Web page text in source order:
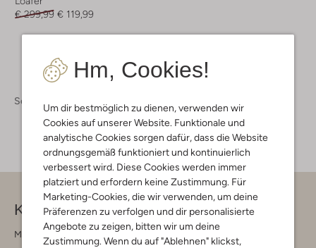
Hm, Cookies!
Um dir bestmöglich zu dienen, verwenden wir
Cookies auf unserer Website. Funktionale und
analytische Cookies sorgen dafür, dass die Website
ordnungsgemäß funktioniert und kontinuierlich
verbessert wird. Diese Cookies werden immer
platziert und erfordern keine Zustimmung. Für
Marketing-Cookies, die wir verwenden, um deine
Präferenzen zu verfolgen und dir personalisierte
Angebote zu zeigen, bitten wir um deine
Zustimmung. Wenn du auf "Ablehnen" klickst,
€ 299,99 € 119,99
Schuhe
Kontakt
Montag - Freitag 09:00 - 17:00 uur